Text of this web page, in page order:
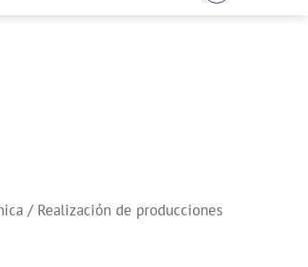
/ Realización de producciones